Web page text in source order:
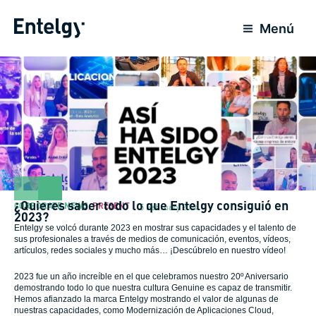
Menú
CORPORATE NEWS,PRESENT 5 February 2024
¿Quieres saber todo lo que Entelgy consiguió en
2023?
Entelgy se volcó durante 2023 en mostrar sus capacidades y el talento de
sus profesionales a través de medios de comunicación, eventos, vídeos,
artículos, redes sociales y mucho más… ¡Descúbrelo en nuestro vídeo!
2023 fue un año increíble en el que celebramos nuestro 20º Aniversario
demostrando todo lo que nuestra cultura Genuine es capaz de transmitir.
Hemos afianzado la marca Entelgy mostrando el valor de algunas de
nuestras capacidades, como Modernización de Aplicaciones Cloud,